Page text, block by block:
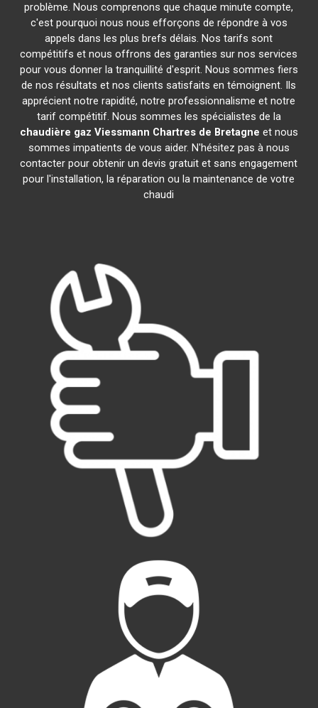
problème. Nous comprenons que chaque minute compte,
c'est pourquoi nous nous efforçons de répondre à vos
appels dans les plus brefs délais. Nos tarifs sont
compétitifs et nous offrons des garanties sur nos services
pour vous donner la tranquillité d'esprit. Nous sommes fiers
de nos résultats et nos clients satisfaits en témoignent. Ils
apprécient notre rapidité, notre professionnalisme et notre
tarif compétitif. Nous sommes les spécialistes de la
chaudière gaz Viessmann Chartres de Bretagne et nous
sommes impatients de vous aider. N'hésitez pas à nous
contacter pour obtenir un devis gratuit et sans engagement
pour l'installation, la réparation ou la maintenance de votre
chaudi